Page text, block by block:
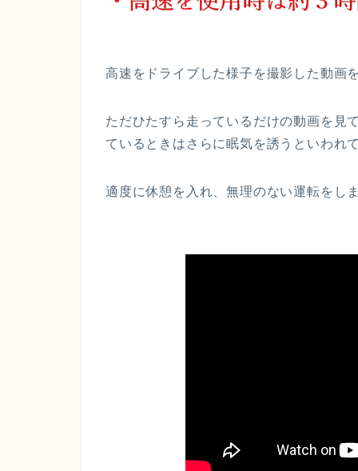
高速をドライブした様子を撮影した動画
ただひたすら走っているだけの動画を見
ているときはさらに眠気を誘うといわれ
適度に休憩を入れ、無理のない運転をし